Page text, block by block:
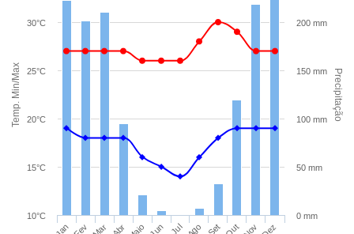
Temp. Min/Max Precipitação
Jan Abr Jun Jul Set Out
10°C
15°C
20°C
25°C
30°C
0 mm
50 mm
100 mm
150 mm
200 mm